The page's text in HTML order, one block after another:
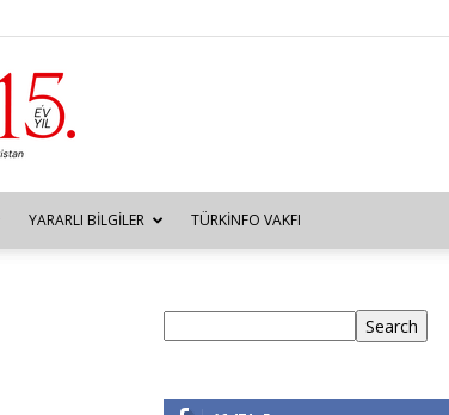
YARARLI BILGILER TÜRKINFO VAKFI
Search